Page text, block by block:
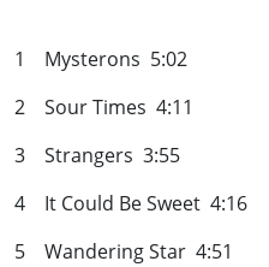
1 Mysterons 5:02
2 Sour Times 4:11
3 Strangers 3:55
4 It Could Be Sweet 4:16
5 Wandering Star 4:51